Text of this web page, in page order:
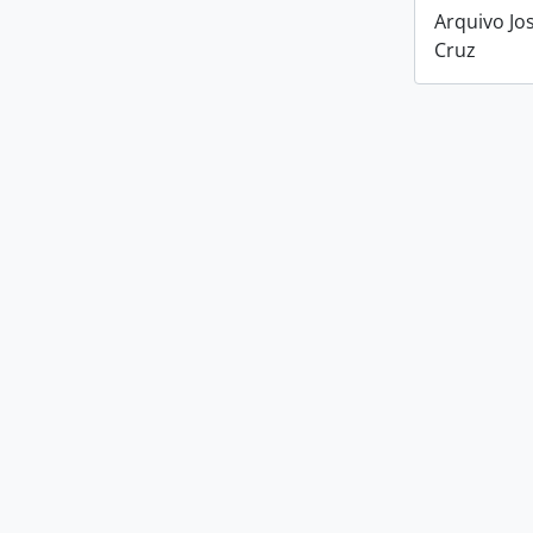
Arquivo
Cruz